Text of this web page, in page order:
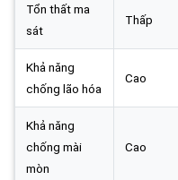
Tổn thất ma
sát
Thấp
Khả năng
chống lão hóa
Cao
Khả năng
chống mài
mòn
Cao